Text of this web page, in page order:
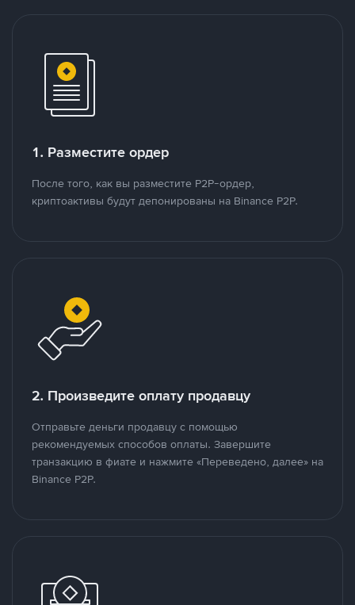
1. Разместите ордер
После того, как вы разместите P2P-ордер,
криптоактивы будут депонированы на Binance P2P.
2. Произведите оплату продавцу
Отправьте деньги продавцу с помощью
рекомендуемых способов оплаты. Завершите
транзакцию в фиате и нажмите «Переведено, далее» на
Binance P2P.